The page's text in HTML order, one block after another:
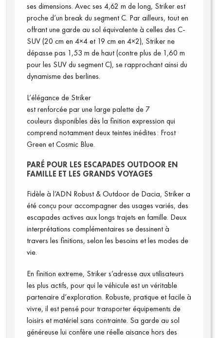
ses dimensions. Avec ses 4,62 m de long, Striker est
proche d’un break du segment C. Par ailleurs, tout en
offrant une garde au sol équivalente à celles des C-
SUV (20 cm en 4×4 et 19 cm en 4×2), Striker ne
dépasse pas 1,53 m de haut (contre plus de 1,60 m
pour les SUV du segment C), se rapprochant ainsi du
dynamisme des berlines.
L’élégance de Striker
est renforcée par une large palette de 7
couleurs disponibles dès la finition expression qui
comprend notamment deux teintes inédites : Frost
Green et Cosmic Blue.
PARÉ POUR LES ESCAPADES OUTDOOR EN
FAMILLE ET LES GRANDS VOYAGES
Fidèle à l’ADN Robust & Outdoor de Dacia, Striker a
été conçu pour accompagner des usages variés, des
escapades actives aux longs trajets en famille. Deux
interprétations complémentaires se dessinent à
travers les finitions, selon les besoins et les modes de
vie.
En finition extreme, Striker s’adresse aux utilisateurs
les plus actifs, pour qui le véhicule est un véritable
partenaire d’exploration. Robuste, pratique et facile à
vivre, il est pensé pour transporter équipements de
loisirs et matériel sans contrainte. Sa garde au sol
généreuse lui confère une réelle aisance hors des